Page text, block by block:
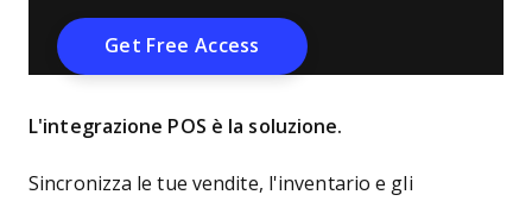
L'integrazione POS è la soluzione.
Sincronizza le tue vendite, l'inventario e gli